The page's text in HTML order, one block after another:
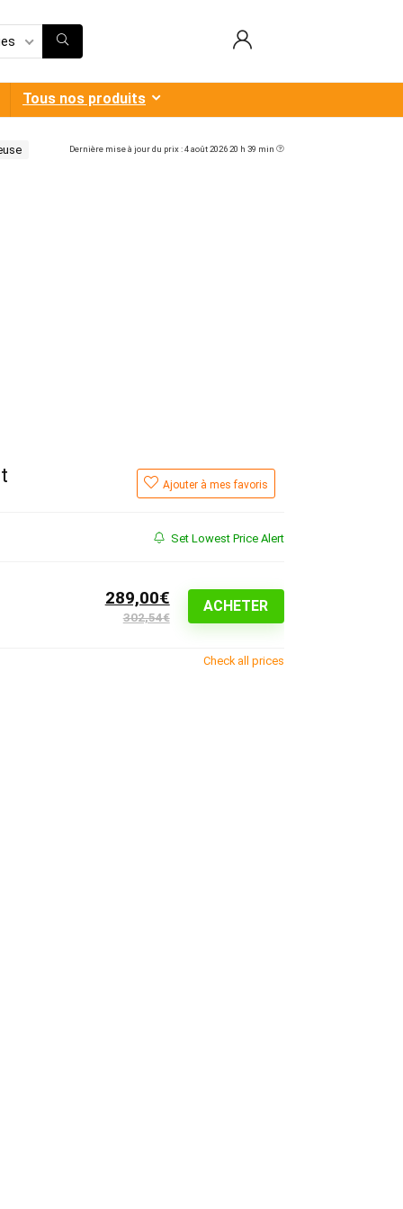
Tous nos produits
Dernière mise à jour du prix : 4 août 2026 20 h 39 min
Ajouter à mes favoris
Set Lowest Price Alert
ACHETER
289,00€
302,54€
Check all prices